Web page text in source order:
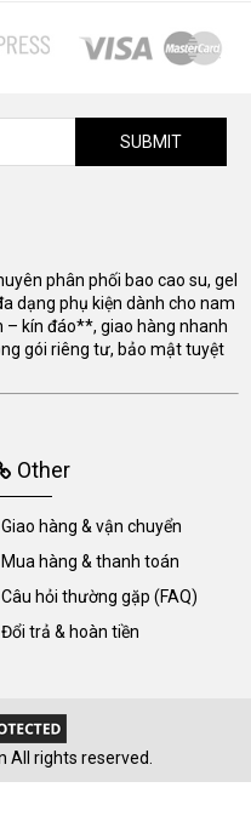
SUBMIT
phân phối bao cao su, gel
dạng phụ kiện dành cho nam
kín đáo**, giao hàng nhanh
gói riêng tư, bảo mật tuyệt
Other
Giao hàng & vận chuyển
Mua hàng & thanh toán
Câu hỏi thường gặp (FAQ)
Đổi trả & hoàn tiền
All rights reserved.